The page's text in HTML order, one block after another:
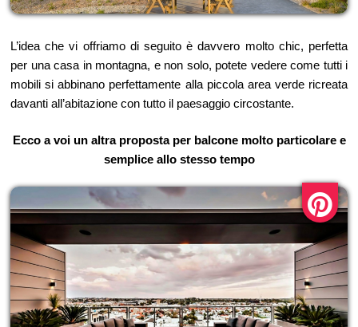
L’idea che vi offriamo di seguito è davvero molto chic, perfetta
per una casa in montagna, e non solo, potete vedere come tutti i
mobili si abbinano perfettamente alla piccola area verde ricreata
davanti all’abitazione con tutto il paesaggio circostante.
Ecco a voi un altra proposta per balcone molto particolare e
semplice allo stesso tempo